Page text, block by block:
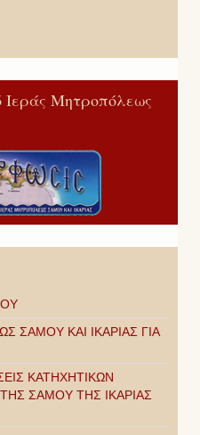
Ιεράς Μητροπόλεως
ΣΑΜΟΥ ΚΑΙ ΙΚΑΡΙΑΣ ΓΙΑ
ΚΑΤΗΧΗΤΙΚΩΝ
ΣΑΜΟΥ ΤΗΣ ΙΚΑΡΙΑΣ